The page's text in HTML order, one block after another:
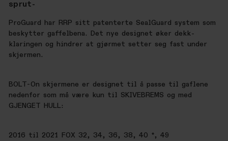
sprut-
ProGuard har RRP sitt patenterte SealGuard system som
beskytter gaffelbena. Det nye designet øker dekk-
klaringen og hindrer at gjørmet setter seg fast under
skjermen.
BOLT-On skjermene er designet til å passe til gaflene
nedenfor som må være kun til SKIVEBREMS og med
GJENGET HULL:
2016 til 2021 FOX 32, 34, 36, 38, 40 *, 49